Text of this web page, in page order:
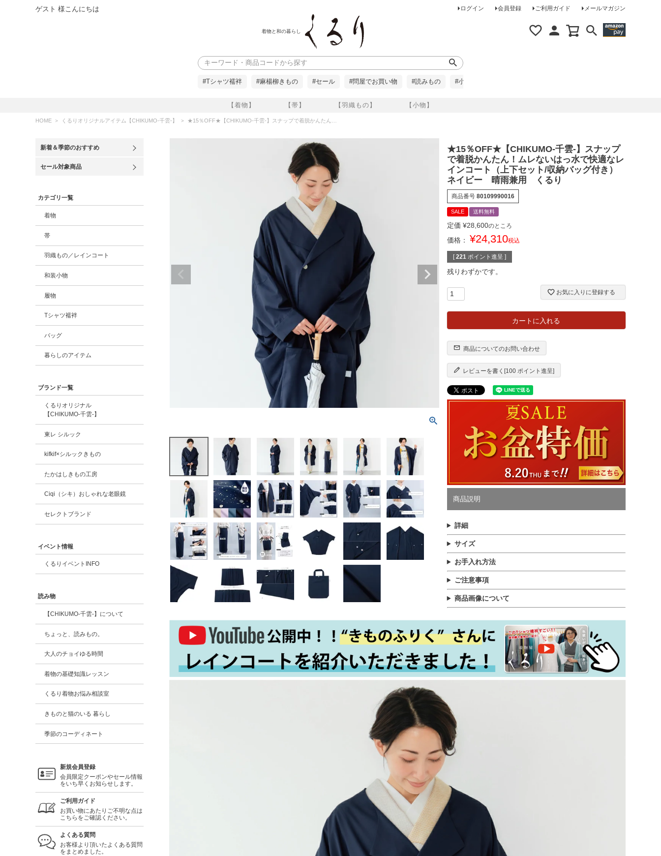
ゲスト 様こんにちは ログイン 会員登録 ご利用ガイド メールマガジン
着物と和の暮らし
【着物】 【帯】 【羽織もの】 【小物】
検索
#Tシャツ襦袢 #麻楊柳きもの #セール #問屋でお買い物 #読みもの #小柄な方に
HOME くるりオリジナルアイテム【CHIKUMO-千雲-】 ★15％OFF★【CHIKUMO-千雲-】スナップで着脱かんたん！ムレないはっ水で快適なレインコート（上下セット/収納バッグ付き） ネイビー 晴雨兼用 くるり
新着＆季節のおすすめ
セール対象商品
カテゴリ一覧
着物
帯
羽織もの／レインコート
和装小物
履物
Tシャツ襦袢
バッグ
暮らしのアイテム
ブランド一覧
くるりオリジナル
【CHIKUMO-千雲-】
東レ シルック
kifkif×シルックきもの
たかはしきもの工房
Ciqi（シキ）おしゃれな老眼鏡
セレクトブランド
イベント情報
くるりイベントINFO
読み物
【CHIKUMO-千雲-】について
ちょっと、読みもの。
大人のチョイゆる時間
着物の基礎知識レッスン
くるり着物お悩み相談室
きものと猫のいる 暮らし
季節のコーディネート
新規会員登録
会員限定クーポンやセール情報
をいち早くお知らせします。
ご利用ガイド
お買い物にあたりご不明な点は
こちらをご確認ください。
よくある質問
お客様より頂いたよくある質問
をまとめました。
★15％OFF★【CHIKUMO-千雲-】スナップ
で着脱かんたん！ムレないはっ水で快適なレ
インコート（上下セット/収納バッグ付き）
ネイビー 晴雨兼用 くるり
商品番号 80109990016
SALE 送料無料
定価 ¥28,600のところ
価格： ¥24,310税込
[ 221 ポイント進呈 ]
残りわずかです。
お気に入りに登録する
カートに入れる
商品についてのお問い合わせ
レビューを書く[100 ポイント進呈]
商品説明
詳細
サイズ
お手入れ方法
ご注意事項
商品画像について